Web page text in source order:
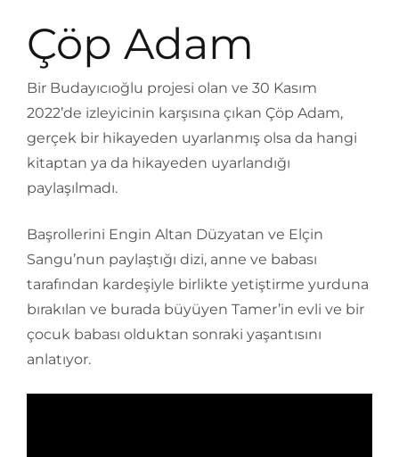
Çöp Adam
Bir Budayıcıoğlu projesi olan ve 30 Kasım
2022’de izleyicinin karşısına çıkan Çöp Adam,
gerçek bir hikayeden uyarlanmış olsa da hangi
kitaptan ya da hikayeden uyarlandığı
paylaşılmadı.
Başrollerini Engin Altan Düzyatan ve Elçin
Sangu’nun paylaştığı dizi, anne ve babası
tarafından kardeşiyle birlikte yetiştirme yurduna
bırakılan ve burada büyüyen Tamer’in evli ve bir
çocuk babası olduktan sonraki yaşantısını
anlatıyor.